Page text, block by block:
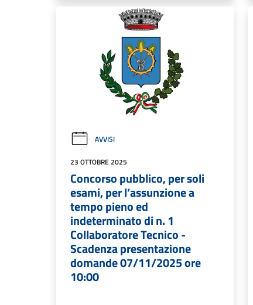
AVVISI
23 OTTOBRE 2025
Concorso pubblico, per soli
esami, per l’assunzione a
tempo pieno ed
indeterminato di n. 1
Collaboratore Tecnico -
Scadenza presentazione
domande 07/11/2025 ore
10:00